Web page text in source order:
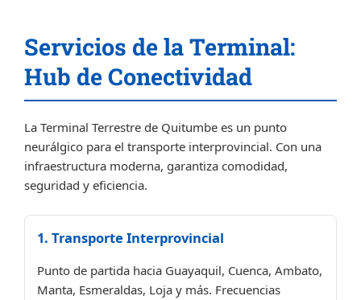
Servicios de la Terminal:
Hub de Conectividad
La Terminal Terrestre de Quitumbe es un punto
neurálgico para el transporte interprovincial. Con una
infraestructura moderna, garantiza comodidad,
seguridad y eficiencia.
1. Transporte Interprovincial
Punto de partida hacia Guayaquil, Cuenca, Ambato,
Manta, Esmeraldas, Loja y más. Frecuencias